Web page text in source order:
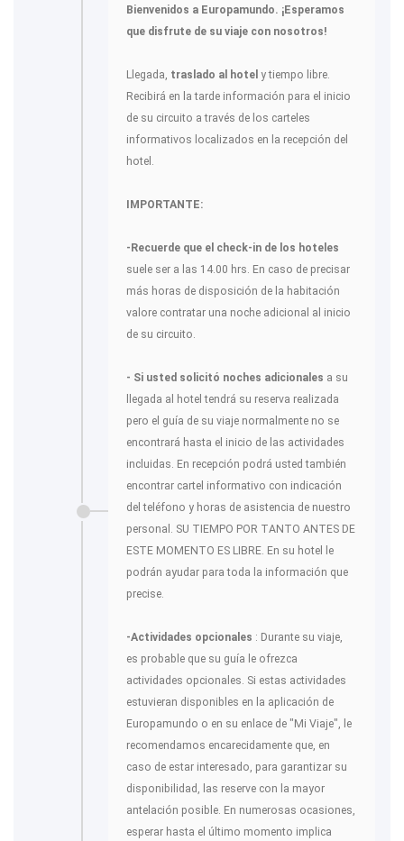
Bienvenidos a Europamundo. ¡Esperamos
que disfrute de su viaje con nosotros!
Llegada, traslado al hotel y tiempo libre.
Recibirá en la tarde información para el inicio
de su circuito a través de los carteles
informativos localizados en la recepción del
hotel.
IMPORTANTE:
-Recuerde que el check-in de los hoteles
suele ser a las 14.00 hrs. En caso de precisar
más horas de disposición de la habitación
valore contratar una noche adicional al inicio
de su circuito.
- Si usted solicitó noches adicionales a su
llegada al hotel tendrá su reserva realizada
pero el guía de su viaje normalmente no se
encontrará hasta el inicio de las actividades
incluidas. En recepción podrá usted también
encontrar cartel informativo con indicación
del teléfono y horas de asistencia de nuestro
personal. SU TIEMPO POR TANTO ANTES DE
ESTE MOMENTO ES LIBRE. En su hotel le
podrán ayudar para toda la información que
precise.
-Actividades opcionales : Durante su viaje,
es probable que su guía le ofrezca
actividades opcionales. Si estas actividades
estuvieran disponibles en la aplicación de
Europamundo o en su enlace de "Mi Viaje", le
recomendamos encarecidamente que, en
caso de estar interesado, para garantizar su
disponibilidad, las reserve con la mayor
antelación posible. En numerosas ocasiones,
esperar hasta el último momento implica